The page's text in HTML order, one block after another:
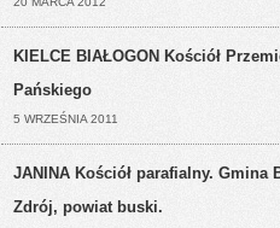
KIELCE BIAŁOGON Kościół
Pańskiego
5 WRZEŚNIA 2011
JANINA Kościół parafialny. Gmina
Zdrój, powiat buski.